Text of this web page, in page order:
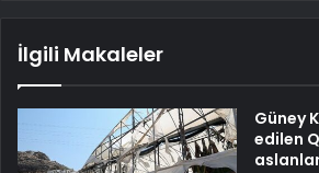
İlgili Makaleler
Güney
edilen